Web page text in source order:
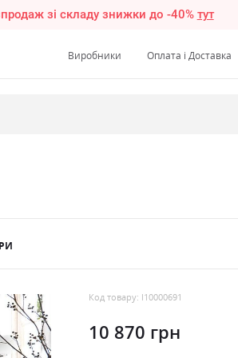
зі складу знижки до -40% тут
Виробники Оплата і Доставка
Код товару: l10000691
10 870 грн